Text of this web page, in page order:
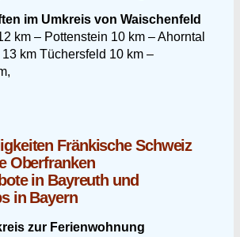
im Umkreis von Waischenfeld
km – Pottenstein 10 km – Ahorntal
km Tüchersfeld 10 km –
Fränkische Schweiz
Oberfranken
in Bayreuth und
in Bayern
zur Ferienwohnung